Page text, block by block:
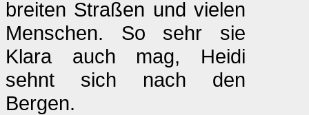
breiten Straßen und vielen
Menschen. So sehr sie
Klara auch mag, Heidi
sehnt sich nach den
Bergen.